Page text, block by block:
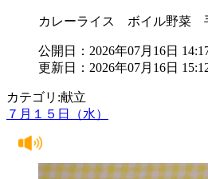
カレーライス ボイル野菜
公開日：2026年07月16日
更新日：2026年07月16日
カテゴリ:献立
７月１５日（水）